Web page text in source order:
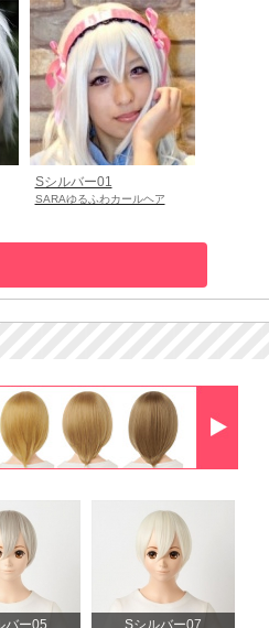
Sシルバー01
SARAゆるふわカールヘア
バー05 Sシルバー07